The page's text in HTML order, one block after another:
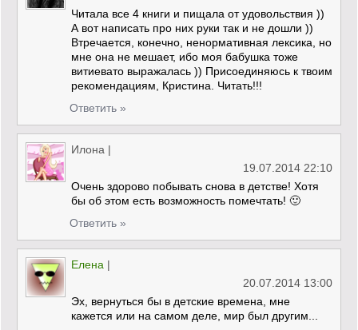
Читала все 4 книги и пищала от удовольствия ))
А вот написать про них руки так и не дошли ))
Втречается, конечно, ненормативная лексика, но
мне она не мешает, ибо моя бабушка тоже
витиевато выражалась )) Присоединяюсь к твоим
рекомендациям, Кристина. Читать!!!
Ответить »
Илона |
19.07.2014 22:10
Очень здорово побывать снова в детстве! Хотя
бы об этом есть возможность помечтать! 🙂
Ответить »
Елена |
20.07.2014 13:00
Эх, вернуться бы в детские времена, мне
кажется или на самом деле, мир был другим...